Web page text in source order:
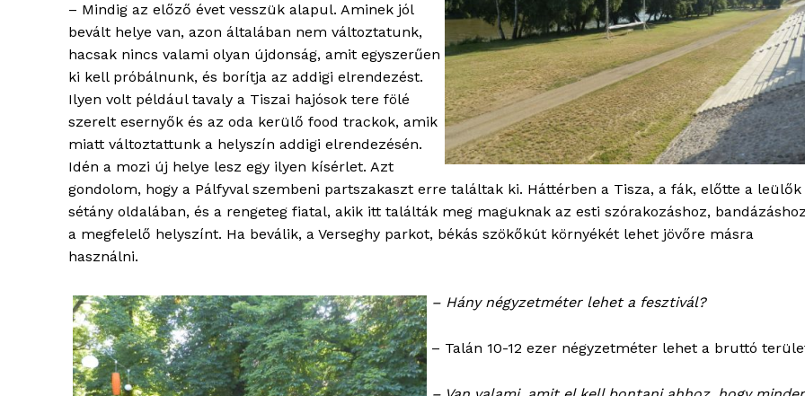
ELŐFIZETÉS
– Mindig az előző évet vesszük alapul. Aminek jól
bevált helye van, azon általában nem változtatunk,
hacsak nincs valami olyan újdonság, amit egyszerűen
ki kell próbálnunk, és borítja az addigi elrendezést.
Ilyen volt például tavaly a Tiszai hajósok tere fölé
szerelt esernyők és az oda kerülő food trackok, amik
miatt változtattunk a helyszín addigi elrendezésén.
Idén a mozi új helye lesz egy ilyen kísérlet. Azt
gondolom, hogy a Pálfyval szembeni partszakaszt erre találtak ki. Háttérben a Tisza, a fák, előtte a leülők
sétány oldalában, és a rengeteg fiatal, akik itt találták meg maguknak az esti szórakozáshoz,
a megfelelő helyszínt. Ha beválik, a Verseghy parkot, békás szökőkút környékét lehet jövőre másra
használni.
– Hány négyzetméter lehet a fesztivál?
– Talán 10-12 ezer négyzetméter lehet a bruttó